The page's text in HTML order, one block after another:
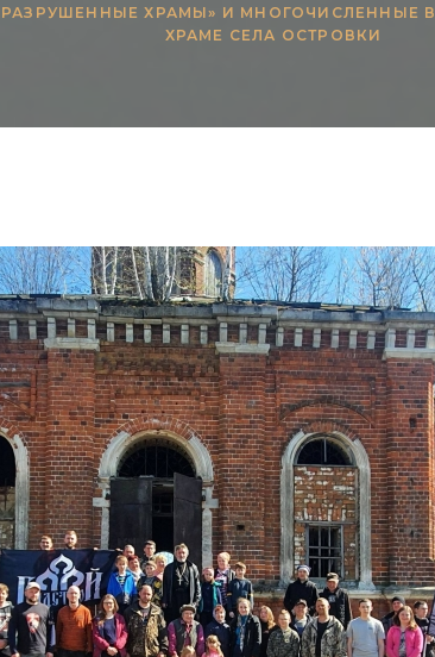
ХРАМЫ» И
ХРАМЕ СЕЛА ОСТРОВКИ